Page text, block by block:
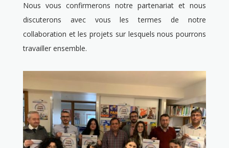
Nous vous confirmerons notre partenariat et nous
discuterons avec vous les termes de notre
collaboration et les projets sur lesquels nous pourrons
travailler ensemble.